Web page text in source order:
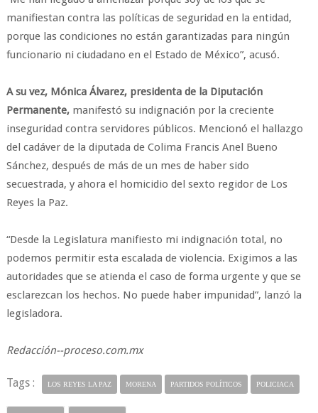
manifiestan contra las políticas de seguridad en la entidad,
porque las condiciones no están garantizadas para ningún
funcionario ni ciudadano en el Estado de México”, acusó.
A su vez, Mónica Álvarez, presidenta de la Diputación
Permanente,manifestó su indignación por la creciente
inseguridad contra servidores públicos. Mencionó el hallazgo
del cadáver de la diputada de Colima Francis Anel Bueno
Sánchez, después de más de un mes de haber sido
secuestrada, y ahora el homicidio del sexto regidor de Los
Reyes la Paz.
“Desde la Legislatura manifiesto mi indignación total, no
podemos permitir esta escalada de violencia. Exigimos a las
autoridades que se atienda el caso de forma urgente y que se
esclarezcan los hechos. No puede haber impunidad”, lanzó la
legisladora.
Redacción--proceso.com.mx
Tags : LOS REYES LA PAZ MORENA PARTIDOS POLÍTICOS POLICIACA